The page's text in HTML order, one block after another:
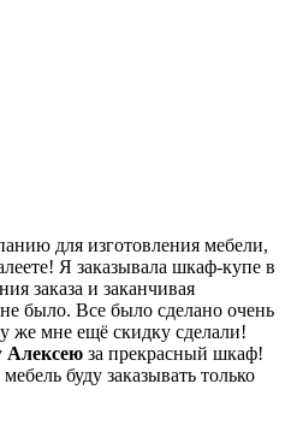
для изготовления мебели,
Я заказывала шкаф-купе в
заказа и заканчивая
было. Все было сделано очень
же мне ещё скидку сделали!
Алексею за прекрасный шкаф!
буду заказывать только